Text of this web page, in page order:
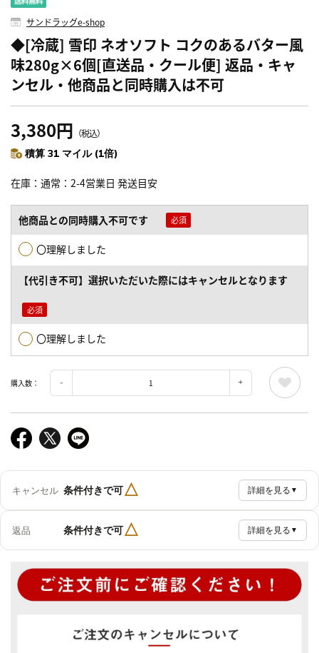
サンドラッグe-shop
◆[冷蔵] 雪印 ネオソフト コクのあるバター風
味280g×6個[直送品・クール便] 返品・キャ
ンセル・他商品と同時購入は不可
3,380円 （税込）
積算 31 マイル (1倍)
在庫 通常：2-4営業日 発送目安
他商品との同時購入不可です
〇理解しました
【代引き不可】選択いただいた際にはキャンセルとなります
〇理解しました
購入数：
キャンセル 条件付きで可△ 詳細を見る ▼
返品 条件付きで可△ 詳細を見る ▼